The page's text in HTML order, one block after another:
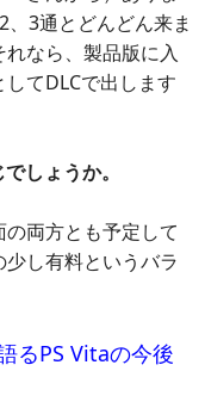
3通とどんどん来ま
なら、製品版に入
てDLCで出します
しょうか。
両方とも予定して
し有料というバラ
るPS Vitaの今後